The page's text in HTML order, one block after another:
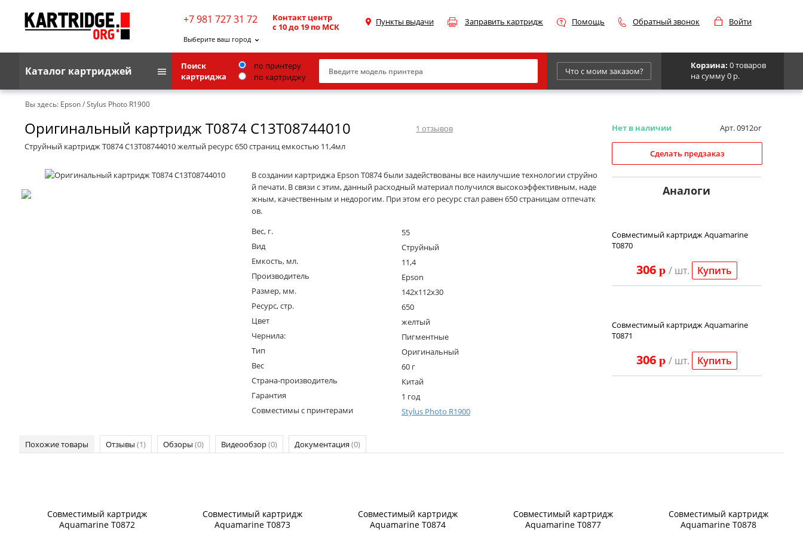
+7 981 727 31 72
Контакт центр
с 10 до 19 по МСК
Выберите ваш город
Пункты выдачи Заправить картридж Помощь Обратный звонок Войти
Каталог картриджей
Brother
G&G
HP
Kodak
Konica Minolta
Lexmark
Samsung
Sharp
Поиск
картриджа
по принтеру
по картриджу
Что с моим заказом?
Корзина: 0 товаров
на сумму 0 р.
Вы здесь: Epson/Stylus Photo R1900
Оригинальный картридж T0874 C13T08744010 1 отзывов
Струйный картридж T0874 C13T08744010 желтый ресурс 650 страниц емкостью 11,4мл
В создании картриджа Epson T0874 были задействованы все наилучшие технологии струйно
й печати. В связи с этим, данный расходный материал получился высокоэффективным, наде
жным, качественным и недорогим. При этом его ресурс стал равен 650 страницам отпечатк
ов.
Вес, г.
55
Вид
Струйный
Емкость, мл.
11,4
Производитель
Epson
Размер, мм.
142x112x30
Ресурс, стр.
650
Цвет
желтый
Чернила:
Пигментные
Тип
Оригинальный
Вес
60 г
Страна-производитель
Китай
Гарантия
1 год
Совместимы с принтерами
Stylus Photo R1900
Нет в наличии Арт. 0912or
Сделать предзаказ
Аналоги
Совместимый картридж Aquamarine
T0870
306 p / шт. Купить
Совместимый картридж Aquamarine
T0871
306 p / шт. Купить
Похожие товары Отзывы (1) Обзоры (0) Видеообзор(0) Документация (0)
Совместимый картридж
Aquamarine T0872
Совместимый картридж
Aquamarine T0873
Совместимый картридж
Aquamarine T0874
Совместимый картридж
Aquamarine T0877
Совместимый картридж
Aquamarine T0878